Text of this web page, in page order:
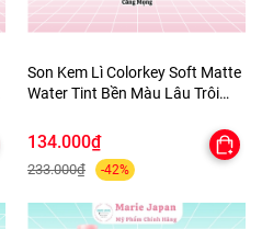
Son Kem Lì Colorkey Soft Matte
Water Tint Bền Màu Lâu Trôi
MÚT TÍM
134.000₫
233.000₫ -42%